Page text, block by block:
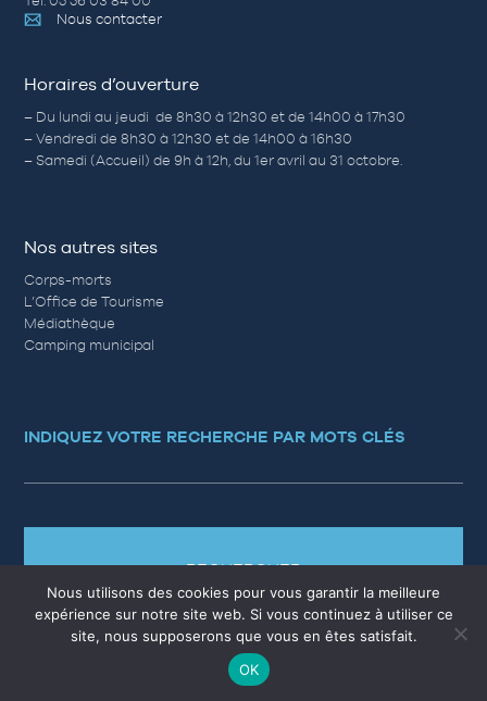
Nous contacter
Horaires d’ouverture
– Du lundi au jeudi de 8h30 à 12h30 et de 14h00 à 17h30
– Vendredi de 8h30 à 12h30 et de 14h00 à 16h30
– Samedi (Accueil) de 9h à 12h, du 1er avril au 31 octobre.
Nos autres sites
Corps-morts
L’Office de Tourisme
Médiathèque
Camping municipal
INDIQUEZ VOTRE RECHERCHE PAR MOTS CLÉS
RECHERCHER
QUESTIONS RÉPONSES
MENTIONS LÉGALES
Nous utilisons des cookies pour vous garantir la meilleure
expérience sur notre site web. Si vous continuez à utiliser ce
site, nous supposerons que vous en êtes satisfait.
OK